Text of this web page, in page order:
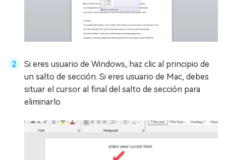
Si eres usuario de Windows, haz clic al principio de
un salto de sección. Si eres usuario de Mac, debes
situar el cursor al final del salto de sección para
eliminarlo.